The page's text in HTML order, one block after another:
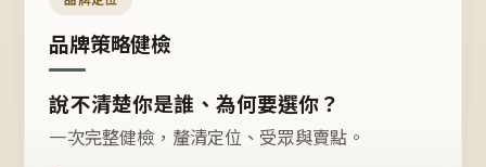
品牌策略健檢
說不清楚你是誰、為何要選你？
一次完整健檢，釐清定位、受眾與賣點。